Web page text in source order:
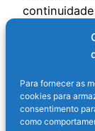
Para fornecer as
cookies para
consentimento
como
conselhos
26 de